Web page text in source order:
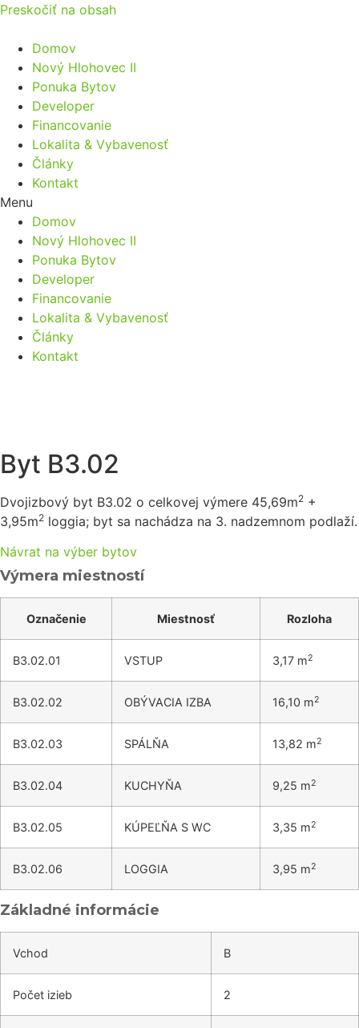
Preskočiť na obsah
Domov
Nový Hlohovec II
Ponuka Bytov
Developer
Financovanie
Lokalita & Vybavenosť
Články
Kontakt
Menu
Domov
Nový Hlohovec II
Ponuka Bytov
Developer
Financovanie
Lokalita & Vybavenosť
Články
Kontakt
Byt B3.02
Dvojizbový byt B3.02 o celkovej výmere 45,69m2 +
3,95m2 loggia; byt sa nachádza na 3. nadzemnom podlaží.
Návrat na výber bytov
Výmera miestností
Označenie Miestnosť Rozloha
B3.02.01 VSTUP 3,17 m2
B3.02.02 OBÝVACIA IZBA 16,10 m2
B3.02.03 SPÁLŇA 13,82 m2
B3.02.04 KUCHYŇA 9,25 m2
B3.02.05 KÚPEĽŇA S WC 3,35 m2
B3.02.06 LOGGIA 3,95 m2
Základné informácie
Vchod B
Počet izieb 2